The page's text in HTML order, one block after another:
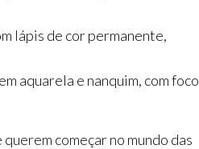
lápis de cor permanente,
aquarela e nanquim, com foco
começar no mundo das